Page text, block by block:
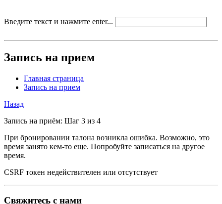
Введите текст и нажмите enter...
Запись на прием
Главная страница
Запись на прием
Назад
Запись на приём: Шаг 3 из 4
При бронировании талона возникла ошибка. Возможно, это
время занято кем-то еще. Попробуйте записаться на другое
время.
CSRF токен недействителен или отсутствует
Свяжитесь с нами